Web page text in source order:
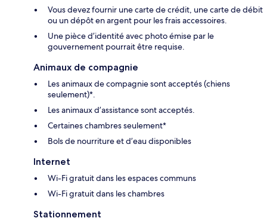
Vous devez fournir une carte de crédit, une carte de débit
ou un dépôt en argent pour les frais accessoires.
Une pièce d’identité avec photo émise par le
gouvernement pourrait être requise.
Animaux de compagnie
Les animaux de compagnie sont acceptés (chiens
seulement)*.
Les animaux d’assistance sont acceptés.
Certaines chambres seulement*
Bols de nourriture et d’eau disponibles
Internet
Wi-Fi gratuit dans les espaces communs
Wi-Fi gratuit dans les chambres
Stationnement